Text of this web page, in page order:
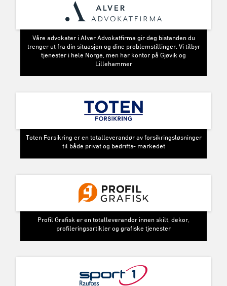
Våre advokater i Alver Advokatfirma gir deg bistanden du
trenger ut fra din situasjon og dine problemstillinger. Vi tilbyr
tjenester i hele Norge, men har kontor på Gjøvik og
Lillehammer
Toten Forsikring er en totalleverandør av forsikringsløsninger
til både privat og bedrifts- markedet
Profil Grafisk er en totalleverandør innen skilt, dekor,
profileringsartikler og grafiske tjenester